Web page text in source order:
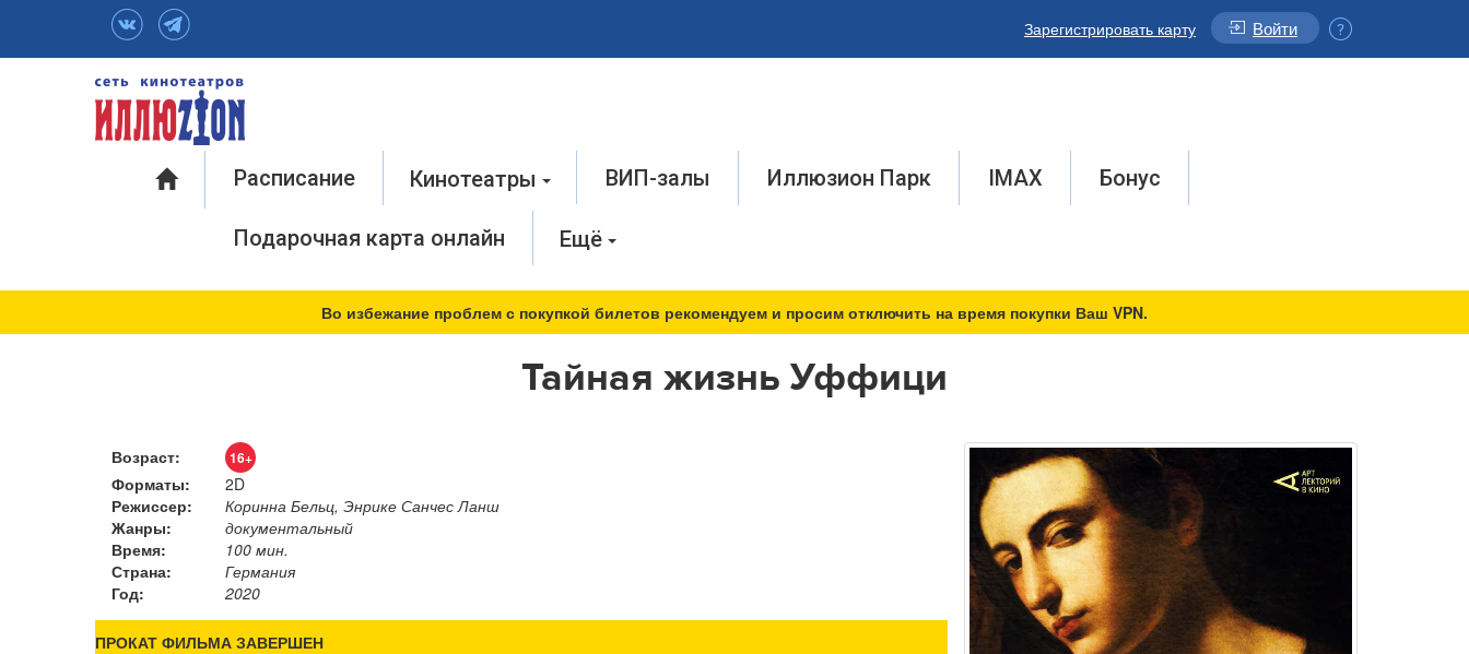
Зарегистрировать карту Войти
Расписание Кинотеатры ВИП-залы Иллюзион Парк IMAX Бонус
Подарочная карта онлайн Ещё
Во избежание проблем с покупкой билетов рекомендуем и просим отключить на время покупки Ваш VPN.
Тайная жизнь Уффици
Возраст: 16+
Форматы:
2D
Режиссер:
Коринна Бельц, Энрике Санчес Ланш
Жанры:
документальный
Время:
100 мин.
Страна:
Германия
Год:
2020
ПРОКАТ ФИЛЬМА ЗАВЕРШЕН